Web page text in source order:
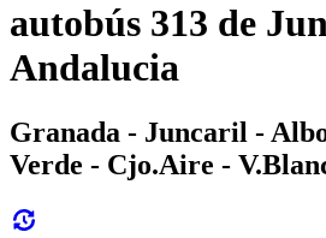
autobús 313 de
Andalucia
Granada - Juncaril -
Verde - Cjo.Aire -